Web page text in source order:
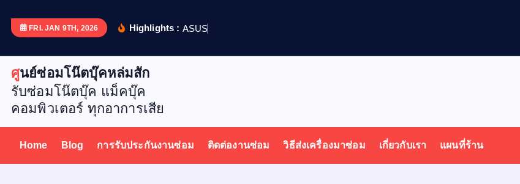
p
FRI. JAN 9TH, 2026 Highlights : ASUS
ศูนย์ซ่อมโน๊ตบุ๊คหล่มสัก
รับซ่อมโน๊ตบุ๊ค แม็คบุ๊ค
คอมพิวเตอร์ ทุกอาการเสีย
Home Blog การรับประกันงานซ่อม ติดต่องานซ่อม วิธีส่งเครื่องมาซ่อม เกี่ยวกับเรา แผนที่ร้าน